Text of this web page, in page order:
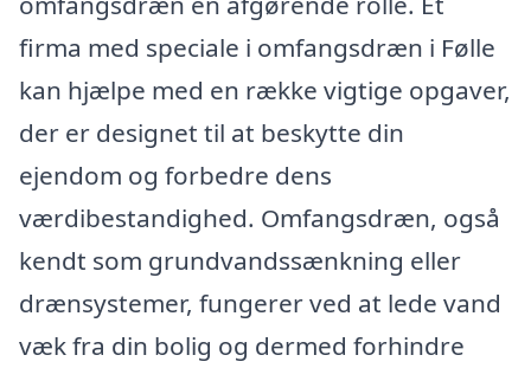
firma med speciale i omfangsdræn i Følle
kan hjælpe med en række vigtige opgaver,
der er designet til at beskytte din
ejendom og forbedre dens
værdibestandighed. Omfangsdræn, også
kendt som grundvandssænkning eller
drænsystemer, fungerer ved at lede vand
væk fra din bolig og dermed forhindre